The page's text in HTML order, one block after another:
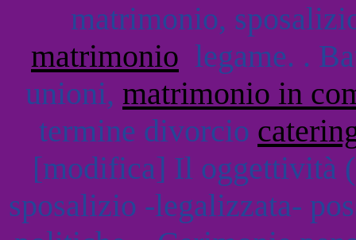
matrimonio,
matrimonio legame. .
unioni, matrimonio in
termine divorcio
[modifica] Il oggettività
sposalizio -legalizzata-